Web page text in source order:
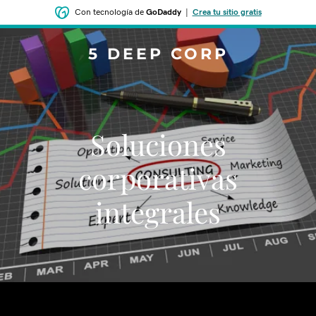
Con tecnología de GoDaddy| Crea tu sitio gratis
5 DEEP CORP
Soluciones
corporativas
integrales